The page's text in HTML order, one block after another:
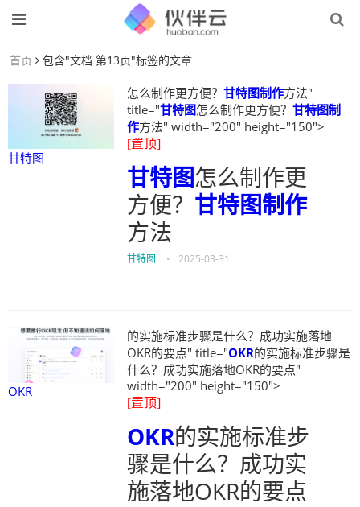
首页 包含"文档 第13页"标签的文章
甘特图
怎么制作更方便？ 甘特图制作方法"
title="甘特图怎么制作更方便？ 甘特图制
作方法" width="200" height="150">
[置顶]
甘特图怎么制作更
方便？ 甘特图制作
方法
甘特图 • 2025-03-31
OKR
的实施标准步骤是什么？成功实施落地
OKR的要点" title="OKR的实施标准步骤是
什么？成功实施落地OKR的要点"
width="200" height="150">
[置顶]
OKR的实施标准步
骤是什么？成功实
施落地OKR的要点